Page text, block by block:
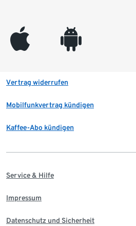
appleinc android
Vertrag widerrufen
Mobilfunkvertrag kündigen
Kaffee-Abo kündigen
Service & Hilfe
Impressum
Datenschutz und Sicherheit